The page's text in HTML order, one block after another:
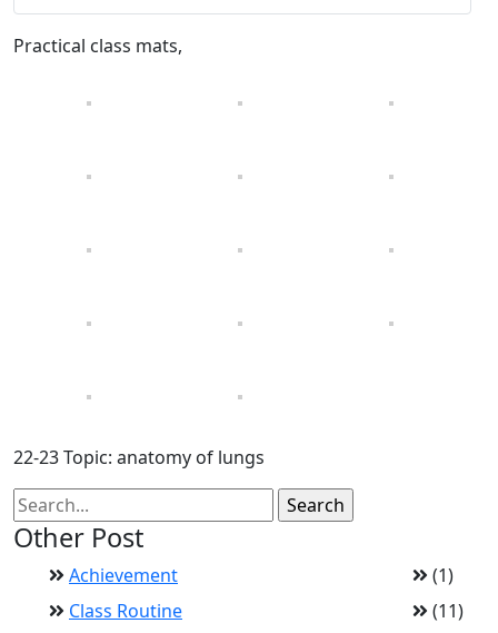
Practical class mats,
22-23 Topic: anatomy of lungs
Other Post
Achievement
(1)
Class Routine
(11)